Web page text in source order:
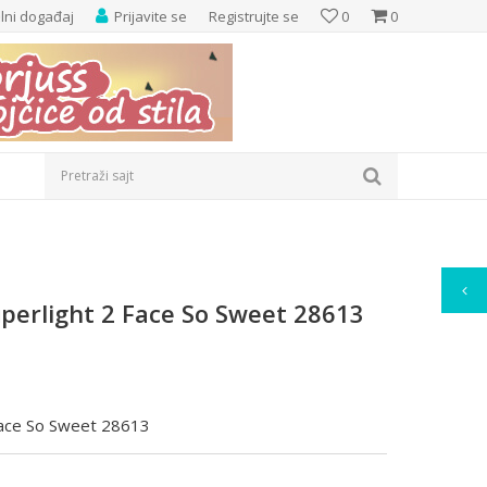
0
0
Prijavite se Registrujte se
događaj
Pretraži sajt
2 Face So Sweet 28613
So Sweet 28613